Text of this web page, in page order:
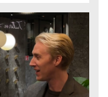
blir ett värdefullt
förstå sina
i att nå
pratstund med
höra mer om
henne och vad